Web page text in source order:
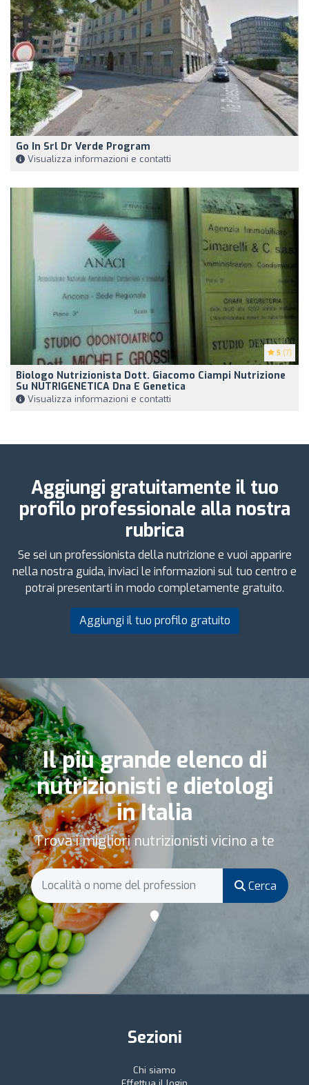
Go In Srl Dr Verde Program
Visualizza informazioni e contatti
5 (7)
Biologo Nutrizionista Dott. Giacomo Ciampi Nutrizione
Su NUTRIGENETICA Dna E Genetica
Visualizza informazioni e contatti
Aggiungi gratuitamente il tuo
profilo professionale alla nostra
rubrica
Se sei un professionista della nutrizione e vuoi apparire
nella nostra guida, inviaci le informazioni sul tuo centro e
potrai presentarti in modo completamente gratuito.
Aggiungi il tuo profilo gratuito
Il più grande elenco di
nutrizionisti e dietologi
in Italia
Trova i migliori nutrizionisti vicino a te
Cerca
Sezioni
Chi siamo